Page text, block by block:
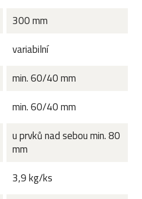
300 mm
variabilní
min. 60/40 mm
min. 60/40 mm
u prvků nad sebou min. 80
mm
3,9 kg/ks